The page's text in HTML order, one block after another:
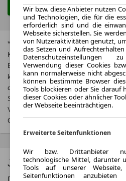
Suche
* Jeweils kombinierte Werte.
Kraftstoffverbrauch und zu den
Emissionen und gegebenenfalls
können dem, Leitfaden über den
die offiziellen spezifischen CO₂-
Stromverbrauch neuer PKW‘
Verkaufsstellen und bei der‚
GmbH‘ unentgeltlich erhältlich ist
Jaguar XE
Wir bzw. diese Anbieter nutzen
und Technologien, die für die
erforderlich sind und die
Webseite sicherstellen. Sie
von Nutzeraktivitäten genutzt,
das Setzen und
Verwendung dieser Cookies
kann normalerweise nicht
können bestimmte Browser
Tools blockieren oder Sie darauf
dieser Cookies oder ähnlicher
der Webseite beeinträchtigen.
Erweiterte Seitenfunktionen
Wir bzw. Drittanbieter
technologische Mittel, darunter
Tools auf unserer
Seitenfunktionen